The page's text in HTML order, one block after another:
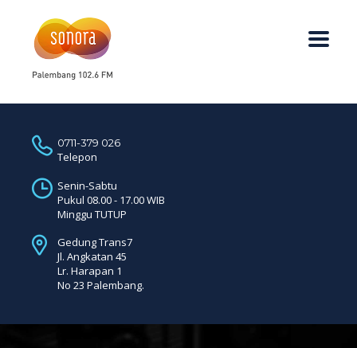
0711-379 026
Telepon
Senin-Sabtu
Pukul 08.00 - 17.00 WIB
Minggu TUTUP
Gedung Trans7
Jl. Angkatan 45
Lr. Harapan 1
No 23 Palembang.